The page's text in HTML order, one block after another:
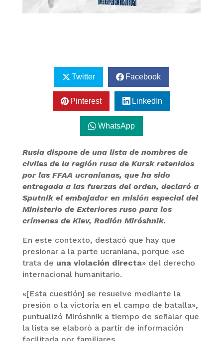
Twitter Facebook
Pinterest LinkedIn
WhatsApp
Rusia dispone de una lista de nombres de
civiles de la región rusa de Kursk retenidos
por las FFAA ucranianas, que ha sido
entregada a las fuerzas del orden, declaró a
Sputnik el embajador en misión especial del
Ministerio de Exteriores ruso para los
crímenes de Kiev, Rodión Miróshnik.
En este contexto, destacó que hay que
presionar a la parte ucraniana, porque «se
trata de una violación directa» del derecho
internacional humanitario.
«[Esta cuestión] se resuelve mediante la
presión o la victoria en el campo de batalla»,
puntualizó Miróshnik a tiempo de señalar que
la lista se elaboró a partir de información
facilitada por familiares.